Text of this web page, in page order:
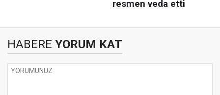
HABERE YORUM KAT